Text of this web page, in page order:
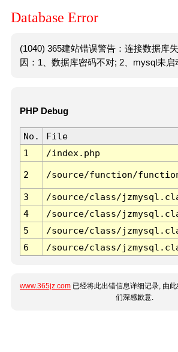
Database Error
(1040) 365建站错误警告：连接数据库
因：1、数据库密码不对; 2、mysql未启
PHP Debug
No. File
1
/index.php
2 /source/function/
3 /source/class/
4
/source/class/
5
/source/class/
6
/source/class/
www.365jz.com 已经将此出错信息详细记录, 由
们深感歉意.